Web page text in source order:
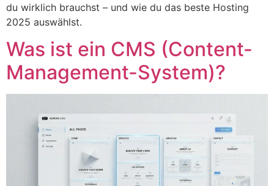
du wirklich brauchst – und wie du das beste Hosting
2025 auswählst.
Was ist ein CMS (Content-
Management-System)?